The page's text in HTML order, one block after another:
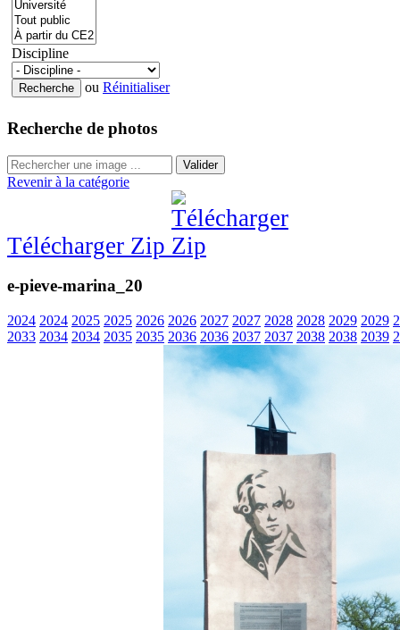
Discipline
ou Réinitialiser
Recherche de photos
Valider
Revenir à la catégorie
Télécharger Zip
e-pieve-marina_20
2024 2024 2025 2025 2026 2026 2027 2027 2028 2028 2029 2029
2033 2034 2034 2035 2035 2036 2036 2037 2037 2038 2038 2039